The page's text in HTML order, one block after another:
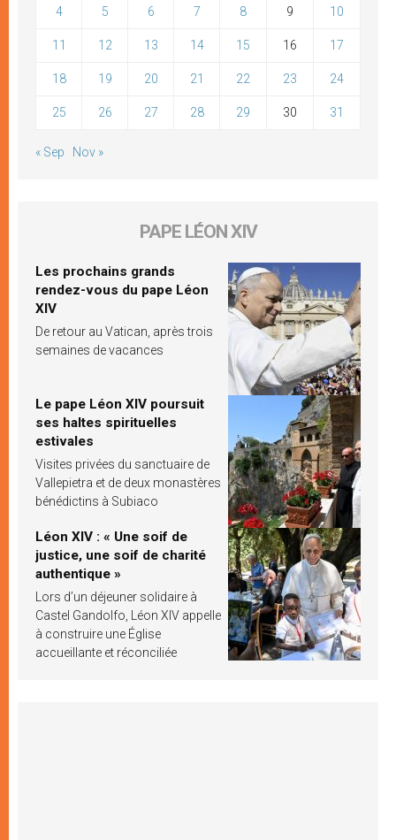
4 5 6 7 8 9 10
11 12 13 14 15 16 17
18 19 20 21 22 23 24
25 26 27 28 29 30 31
« Sep Nov »
PAPE LÉON XIV
Les prochains grands
rendez-vous du pape Léon
XIV
De retour au Vatican, après trois
semaines de vacances
Le pape Léon XIV poursuit
ses haltes spirituelles
estivales
Visites privées du sanctuaire de
Vallepietra et de deux monastères
bénédictins à Subiaco
Léon XIV : « Une soif de
justice, une soif de charité
authentique »
Lors d’un déjeuner solidaire à
Castel Gandolfo, Léon XIV appelle
à construire une Église
accueillante et réconciliée